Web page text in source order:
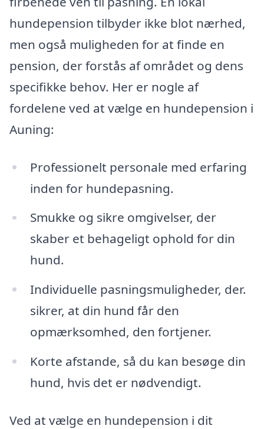
hundepension tilbyder ikke blot nærhed,
men også muligheden for at finde en
pension, der forstås af området og dens
specifikke behov. Her er nogle af
fordelene ved at vælge en hundepension i
Auning:
Professionelt personale med erfaring
inden for hundepasning.
Smukke og sikre omgivelser, der
skaber et behageligt ophold for din
hund.
Individuelle pasningsmuligheder, der.
sikrer, at din hund får den
opmærksomhed, den fortjener.
Korte afstande, så du kan besøge din
hund, hvis det er nødvendigt.
Ved at vælge en hundepension i dit